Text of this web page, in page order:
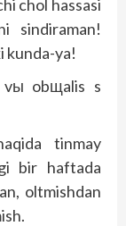
chol hassasi
sindiraman!
kunda-ya!
vы obщalis s
tinmay
bir haftada
oltmishdan